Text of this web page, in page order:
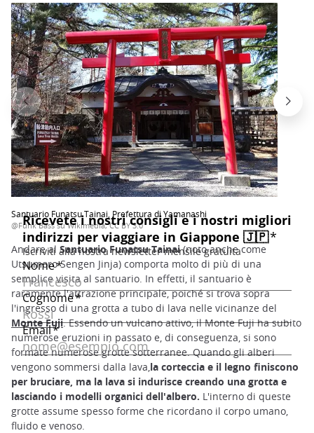
Santuario Funatsu Tainai, Prefettura di Yamanashi
@Funk Bass su Wikimedia, CC BY 3.0
Andare al Santuario Funatsu Tainai(noto anche come
Utsumoro Sengen Jinja) comporta molto di più di una
semplice visita al santuario. In effetti, il santuario è
raramente l'attrazione principale, poiché si trova sopra
l'ingresso di una grotta a tubo di lava nelle vicinanze del
Monte Fuji. Essendo un vulcano attivo, il Monte Fuji ha subito
numerose eruzioni in passato e, di conseguenza, si sono
formate numerose grotte sotterranee. Quando gli alberi
vengono sommersi dalla lava,la corteccia e il legno finiscono
per bruciare, ma la lava si indurisce creando una grotta e
lasciando i modelli organici dell'albero. L'interno di queste
grotte assume spesso forme che ricordano il corpo umano,
fluido e venoso.